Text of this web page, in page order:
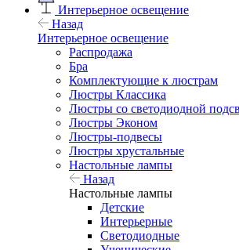
Интерьерное освещение
Назад
Интерьерное освещение
Распродажа
Бра
Комплектующие к люстрам
Люстры Классика
Люстры со светодиодной
Люстры Эконом
Люстры-подвесы
Люстры хрустальные
Настольные лампы
Назад
Настольные лампы
Детские
Интерьерные
Светодиодные